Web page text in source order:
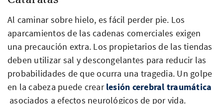
Al caminar sobre hielo, es fácil perder pie. Los
aparcamientos de las cadenas comerciales exigen
una precaución extra. Los propietarios de las tiendas
deben utilizar sal y descongelantes para reducir las
probabilidades de que ocurra una tragedia. Un golpe
en la cabeza puede crearlesión cerebral traumática
asociados a efectos neurológicos de por vida.